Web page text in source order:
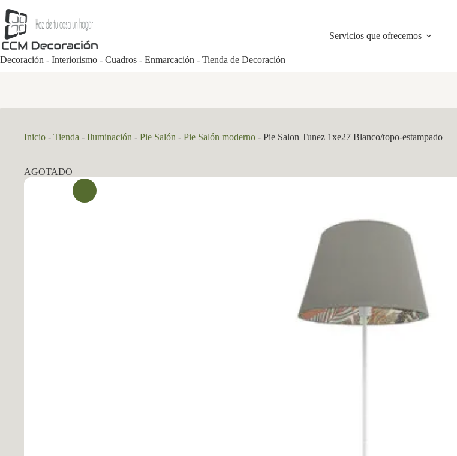
al
contenido
Decoración - Interiorismo - Cuadros - Enmarcación - Tienda de Decoración
Servicios que ofrecemos
Inicio - Tienda - Iluminación - Pie Salón - Pie Salón moderno - Pie Salon Tunez 1xe27 Blanco/topo-estampado
AGOTADO